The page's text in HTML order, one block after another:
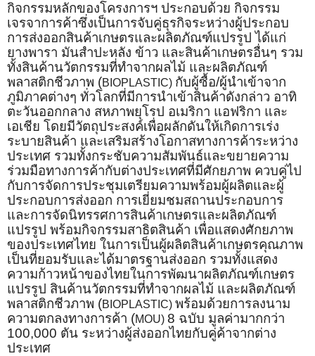
กิจกรรมหลักของโครงการฯ ประกอบด้วย กิจกรรม
เจรจาการค้าซึ่งเป็นการจับคู่ธุรกิจระหว่างผู้ประกอบ
การส่งออกสินค้าเกษตรและผลิตภัณฑ์แปรรูป ได้แก่
ยางพารา มันสำปะหลัง ข้าว และสินค้าเกษตรอื่นๆ รวม
ทั้งสินค้านวัตกรรมที่ทำจากผลไม้ และผลิตภัณฑ์
พลาสติกชีวภาพ (BIOPLASTIC) กับผู้ซื้อ/ผู้นำเข้าจาก
ภูมิภาคต่างๆ ทั่วโลกที่มีการนำเข้าสินค้าดังกล่าว อาทิ
ตะวันออกกลาง สหภาพยุโรป อเมริกา แอฟริกา และ
เอเชีย โดยมีวัตถุประสงค์เพื่อผลักดันให้เกิดการเร่ง
ระบายสินค้า และเสริมสร้างโอกาสทางการค้าระหว่าง
ประเทศ รวมทั้งกระชับความสัมพันธ์และขยายความ
ร่วมมือทางการค้ากับต่างประเทศที่มีศักยภาพ ควบคู่ไป
กับการจัดการประชุมเตรียมความพร้อมผู้ผลิตและผู้
ประกอบการส่งออก การเยี่ยมชมสถานประกอบการ
และการจัดนิทรรศการสินค้าเกษตรและผลิตภัณฑ์
แปรรูป พร้อมกิจกรรมสาธิตสินค้า เพื่อแสดงศักยภาพ
ของประเทศไทย ในการเป็นผู้ผลิตสินค้าเกษตรคุณภาพ
เป็นที่ยอมรับและได้มาตรฐานส่งออก รวมทั้งแสดง
ความก้าวหน้าของไทยในการพัฒนาผลิตภัณฑ์เกษตร
แปรรูป สินค้านวัตกรรมที่ทำจากผลไม้ และผลิตภัณฑ์
พลาสติกชีวภาพ (BIOPLASTIC) พร้อมด้วยการลงนาม
ความตกลงทางการค้า (MOU) 8 ฉบับ มูลค่ามากกว่า
100,000 ตัน ระหว่างผู้ส่งออกไทยกับคู่ค้าจากต่าง
ประเทศ